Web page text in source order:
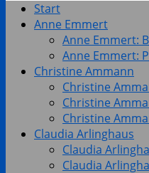
Start
Anne Emmert
Anne Emmert:
Anne Emmert:
Christine Ammann
Christine
Christine
Christine
Claudia Arlinghaus
Claudia
Claudia